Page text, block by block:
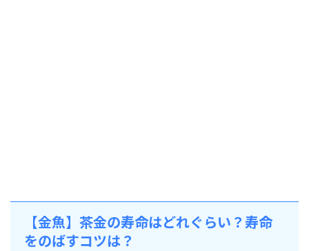
【金魚】茶金の寿命はどれぐらい？寿命
をのばすコツは？